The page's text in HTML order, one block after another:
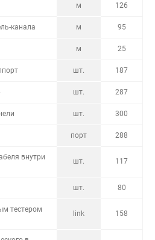
м 126
канала м 95
м 25
шт. 187
шт. 287
шт. 300
порт 288
внутри
шт. 117
шт. 80
тестером
link 158